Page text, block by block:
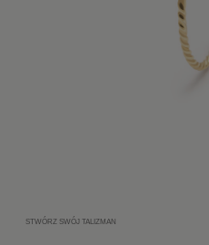
STWÓRZ SWÓJ TALIZMAN